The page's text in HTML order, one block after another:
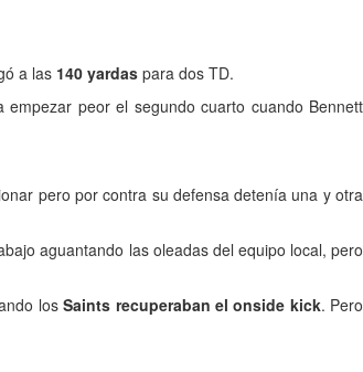
a las 140 yardas para dos TD.
empezar peor el segundo cuarto cuando Bennett
pero por contra su defensa detenía una y otra
aguantando las oleadas del equipo local, pero
losSaints recuperaban el onside kick. Pero